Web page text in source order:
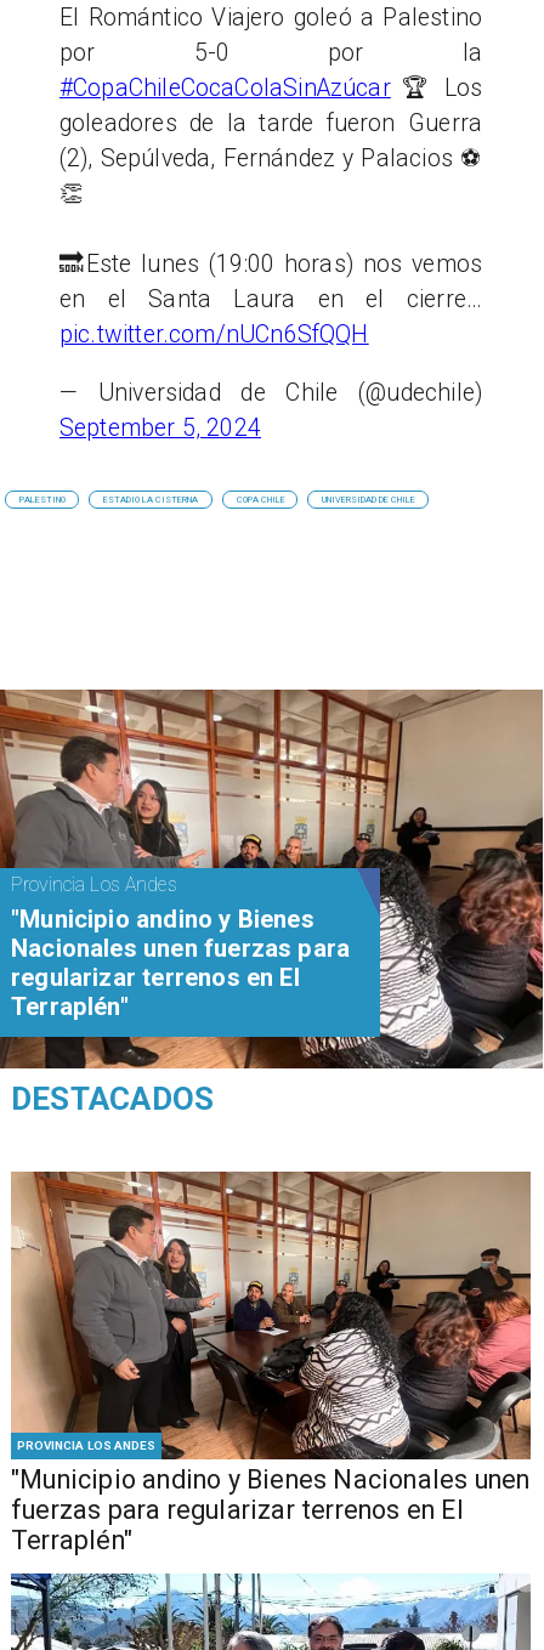
El Romántico Viajero goleó a Palestino
por 5-0 por la
#CopaChileCocaColaSinAzúcar🏆 Los
goleadores de la tarde fueron Guerra
(2), Sepúlveda, Fernández y Palacios ⚽️
👏
🔜Este lunes (19:00 horas) nos vemos
en el Santa Laura en el cierre…
pic.twitter.com/nUCn6SfQQH
— Universidad de Chile (@udechile)
September 5, 2024
PALESTINO ESTADIO LA CISTERNA COPA CHILE UNIVERSIDAD DE CHILE
PROVINCIA LOS ANDES
"Municipio andino y Bienes Nacionales unen
fuerzas para regularizar terrenos en El
Terraplén"
Provincia Los Andes
"Municipio andino y Bienes
Nacionales unen fuerzas para
regularizar terrenos en El
Terraplén"
DESTACADOS